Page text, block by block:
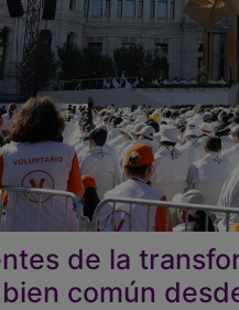
de la
común